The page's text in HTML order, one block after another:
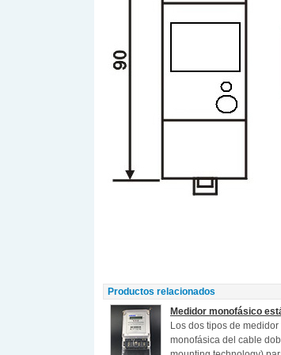
Productos relacionados
Medidor monofásico
Los dos tipos de
monofásica del cable